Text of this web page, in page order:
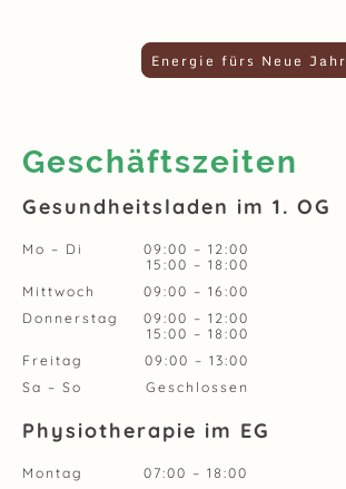
Energie fürs Neue Jahr
Geschäftszeiten
Gesundheitsladen im 1. OG
Mo – Di 09:00 – 12:00
15:00 – 18:00
Mittwoch
09:00 – 16:00
Donnerstag
09:00 – 12:00
15:00 – 18:00
Freitag
09:00 – 13:00
Sa – So Geschlossen
Physiotherapie im EG
Montag 07:00 – 18:00